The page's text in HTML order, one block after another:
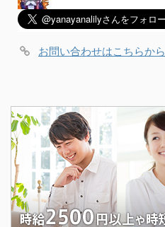
お問い合わせはこちらから